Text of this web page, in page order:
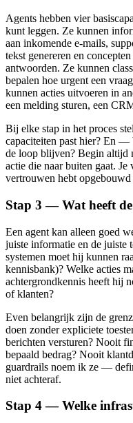
Agents hebben vier
kunt leggen. Ze kunnen
aan inkomende e-mails,
tekst genereren en
antwoorden. Ze kunnen
bepalen hoe urgent een
kunnen acties uitvoeren in
een melding sturen, een
Bij elke stap in het proces
capaciteiten past hier? En
de loop blijven? Begin altijd
actie die naar buiten gaat.
vertrouwen hebt
Stap 3 — Wat heeft
Een agent kan alleen goed
juiste informatie en de juiste
systemen moet hij kunnen
kennisbank)? Welke acties
achtergrondkennis heeft hij
of klanten?
Even belangrijk zijn de
doen zonder expliciete
berichten versturen? Nooit
bepaald bedrag? Nooit
guardrails noem ik ze —
niet achteraf.
Stap 4 — Welke